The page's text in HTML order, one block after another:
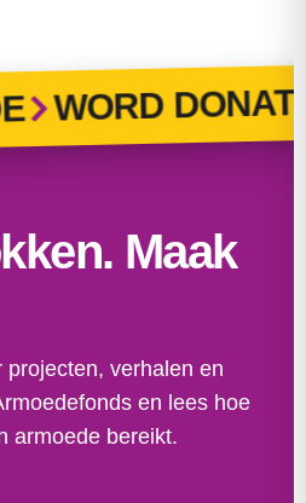
WORD
Maak
verhalen en
en lees hoe
armoede bereikt.